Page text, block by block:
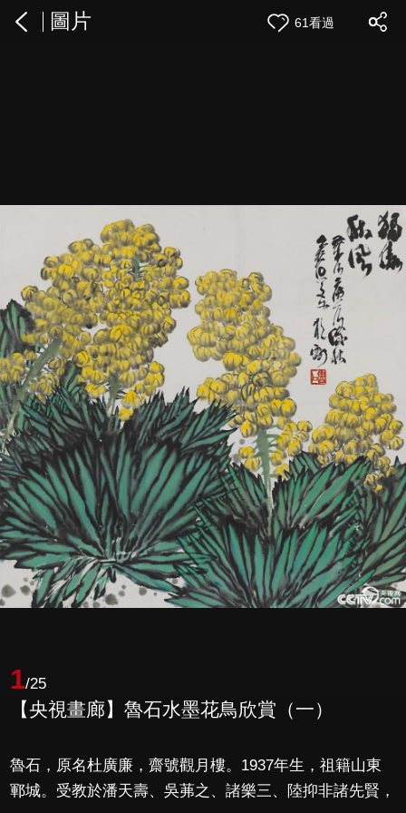
圖片 61看過
1/25
【央視畫廊】魯石水墨花鳥欣賞（一）
魯石，原名杜廣廉，齋號觀月樓。1937年生，祖籍山東
鄆城。受教於潘天壽、吳茀之、諸樂三、陸抑非諸先賢，